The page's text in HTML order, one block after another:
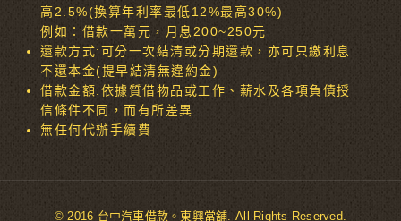
高2.5%(換算年利率最低12%最高30%)
例如：借款一萬元，月息200~250元
還款方式:可分一次結清或分期還款，亦可只繳利息
不還本金(提早結清無違約金)
借款金額:依據質借物品或工作、薪水及各項負債授
信條件不同，而有所差異
無任何代辦手續費
© 2016 台中汽車借款。東興當舖. All Rights Reserved.